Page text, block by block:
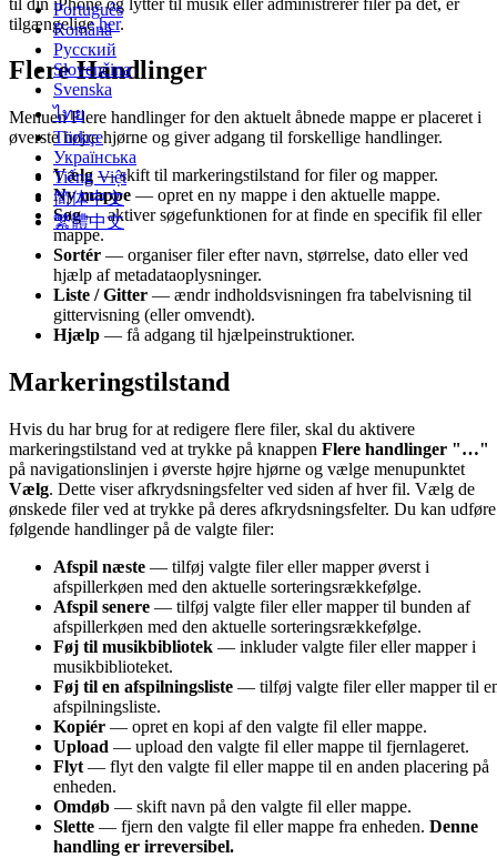
Português
Română
Русский
Slovenčina
Svenska
ไทย
Türkçe
Українська
Tiếng Việt
简体中文
繁體中文
tilgængeligeher.
Flere Handlinger
Menuen Flere handlinger for den aktuelt åbnede mappe er placeret i
øverste højre hjørne og giver adgang til forskellige handlinger.
Vælg — skift til markeringstilstand for filer og mapper.
Ny mappe — opret en ny mappe i den aktuelle mappe.
Søg— aktiver søgefunktionen for at finde en specifik fil eller
mappe.
Sortér — organiser filer efter navn, størrelse, dato eller ved
hjælp af metadataoplysninger.
Liste / Gitter — ændr indholdsvisningen fra tabelvisning til
gittervisning (eller omvendt).
Hjælp — få adgang til hjælpeinstruktioner.
Markeringstilstand
Hvis du har brug for at redigere flere filer, skal du aktivere
markeringstilstand ved at trykke på knappen Flere handlinger "…"
på navigationslinjen i øverste højre hjørne og vælge menupunktet
Vælg. Dette viser afkrydsningsfelter ved siden af hver fil. Vælg de
ønskede filer ved at trykke på deres afkrydsningsfelter. Du kan udføre
følgende handlinger på de valgte filer:
Afspil næste — tilføj valgte filer eller mapper øverst i
afspillerkøen med den aktuelle sorteringsrækkefølge.
Afspil senere — tilføj valgte filer eller mapper til bunden af
afspillerkøen med den aktuelle sorteringsrækkefølge.
Føj til musikbibliotek — inkluder valgte filer eller mapper i
musikbiblioteket.
Føj til en afspilningsliste — tilføj valgte filer eller mapper til
afspilningsliste.
Kopiér — opret en kopi af den valgte fil eller mappe.
Upload — upload den valgte fil eller mappe til fjernlageret.
Flyt — flyt den valgte fil eller mappe til en anden placering på
enheden.
Omdøb — skift navn på den valgte fil eller mappe.
Slette — fjern den valgte fil eller mappe fra enheden. Denne
handling er irreversibel.